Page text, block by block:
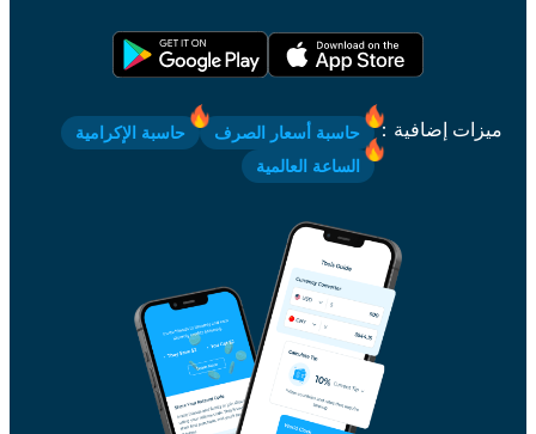
ميزات إضافية ： حاسبة أسعار الصرف
حاسبة الإكرامية
الساعة العالمية